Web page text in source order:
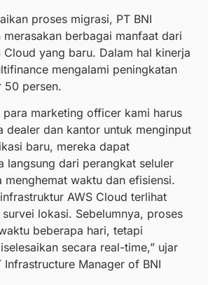
proses migrasi, PT BNI
berbagai manfaat dari
Cloud yang baru. Dalam hal kinerja
mengalami peningkatan
50 persen.
para marketing officer kami harus
dealer dan kantor untuk menginput
baru, mereka dapat
langsung dari perangkat seluler
menghemat waktu dan efisiensi.
AWS Cloud terlihat
lokasi. Sebelumnya, proses
beberapa hari, tetapi
secara real-time,” ujar
Manager of BNI